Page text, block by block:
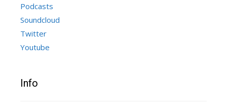
Podcasts
Soundcloud
Twitter
Youtube
Info